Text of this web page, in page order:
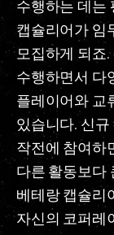
수행하는 데는
캡슐리어가 임
모집하게 되죠
수행하면서 다
플레이어와 교
있습니다. 신
작전에 참여하
다른 활동보다
베테랑 캡슐리
자신의 코퍼레